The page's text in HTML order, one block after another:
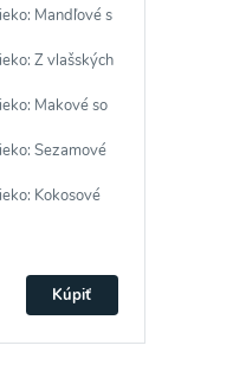
Mandľové s
Z vlašských
Makové so
Sezamové
Kokosové
Kúpiť
Súhlasím